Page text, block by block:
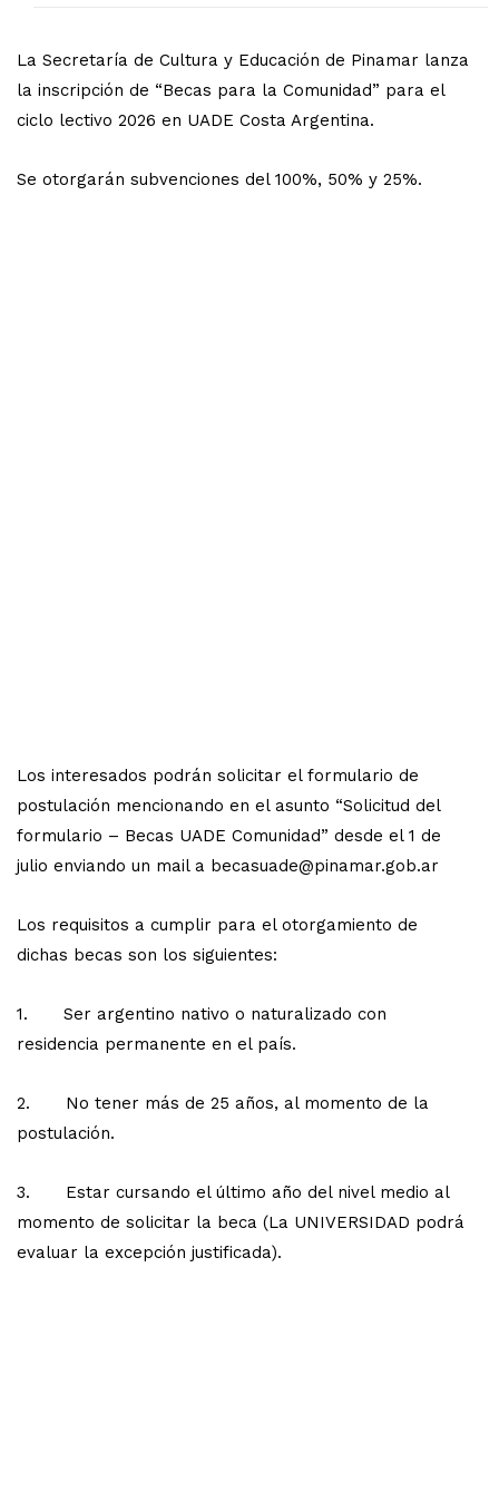
La Secretaría de Cultura y Educación de Pinamar lanza
la inscripción de “Becas para la Comunidad” para el
ciclo lectivo 2026 en UADE Costa Argentina.
Se otorgarán subvenciones del 100%, 50% y 25%.
Los interesados podrán solicitar el formulario de
postulación mencionando en el asunto “Solicitud del
formulario – Becas UADE Comunidad” desde el 1 de
julio enviando un mail a becasuade@pinamar.gob.ar
Los requisitos a cumplir para el otorgamiento de
dichas becas son los siguientes:
1. Ser argentino nativo o naturalizado con
residencia permanente en el país.
2. No tener más de 25 años, al momento de la
postulación.
3. Estar cursando el último año del nivel medio al
momento de solicitar la beca (La UNIVERSIDAD podrá
evaluar la excepción justificada).